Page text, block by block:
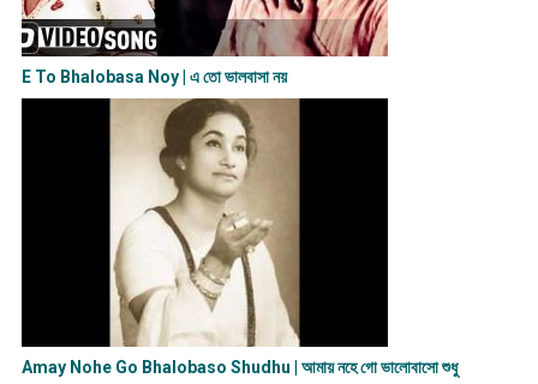
E To Bhalobasa Noy | এ তো ভালবাসা ন​য়
Amay Nohe Go Bhalobaso Shudhu | আমায় নহে গো ভালোবাসো শুধু